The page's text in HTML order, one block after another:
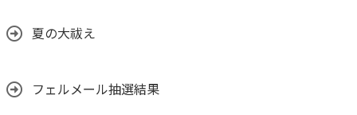
夏の大祓え
フェルメール抽選結果